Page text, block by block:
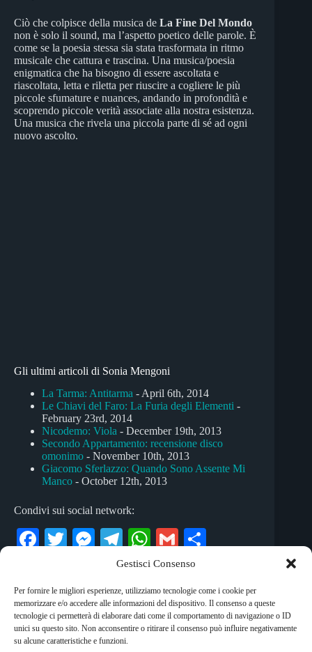
Gestisci Consenso
Per fornire le migliori esperienze, utilizziamo tecnologie come i cookie per
memorizzare e/o accedere alle informazioni del dispositivo. Il consenso a queste
tecnologie ci permetterà di elaborare dati come il comportamento di navigazione o ID
unici su questo sito. Non acconsentire o ritirare il consenso può influire negativamente
su alcune caratteristiche e funzioni.
Ciò che colpisce della musica de La Fine Del Mondo
non è solo il sound, ma l’aspetto poetico delle parole. È
come se la poesia stessa sia stata trasformata in ritmo
musicale che cattura e trascina. Una musica/poesia
enigmatica che ha bisogno di essere ascoltata e
riascoltata, letta e riletta per riuscire a cogliere le più
piccole sfumature e nuances, andando in profondità e
scoprendo piccole verità associate alla nostra esistenza.
Una musica che rivela una piccola parte di sé ad ogni
nuovo ascolto.
Gli ultimi articoli di Sonia Mengoni
La Tarma: Antitarma - April 6th, 2014
Le Chiavi del Faro: La Furia degli Elementi -
February 23rd, 2014
Nicodemo: Viola - December 19th, 2013
Secondo Appartamento: recensione disco
omonimo - November 10th, 2013
Giacomo Sferlazzo: Quando Sono Assente Mi
Manco - October 12th, 2013
Condivi sui social network:
Fa
bo
ok
T
tte
r
M
se
ng
er
Te
le
gr
a
m
W
ha
ts
A
pp
G
m
ail
C
di
vi
di
#la fine del mondo #pop elettronico
#spoken-rock